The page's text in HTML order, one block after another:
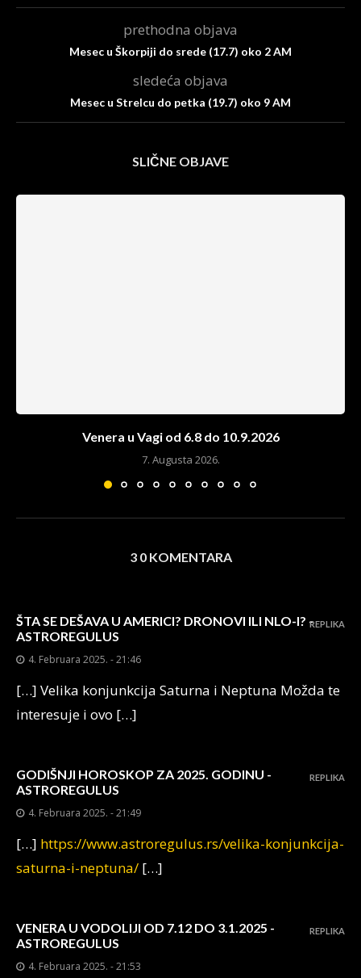
prethodna objava
Mesec u Škorpiji do srede (17.7) oko 2 AM
sledeća objava
Mesec u Strelcu do petka (19.7) oko 9 AM
SLIČNE OBJAVE
Venera u Vagi od 6.8 do 10.9.2026
7. Augusta 2026.
3 0 KOMENTARA
ŠTA SE DEŠAVA U AMERICI? DRONOVI ILI NLO-I? -
ASTROREGULUS
4. Februara 2025. - 21:46
[…] Velika konjunkcija Saturna i Neptuna Možda te
interesuje i ovo […]
REPLIKA
GODIŠNJI HOROSKOP ZA 2025. GODINU -
ASTROREGULUS
4. Februara 2025. - 21:49
[…] https://www.astroregulus.rs/velika-konjunkcija-
saturna-i-neptuna/ […]
REPLIKA
VENERA U VODOLIJI OD 7.12 DO 3.1.2025 -
ASTROREGULUS
4. Februara 2025. - 21:53
REPLIKA